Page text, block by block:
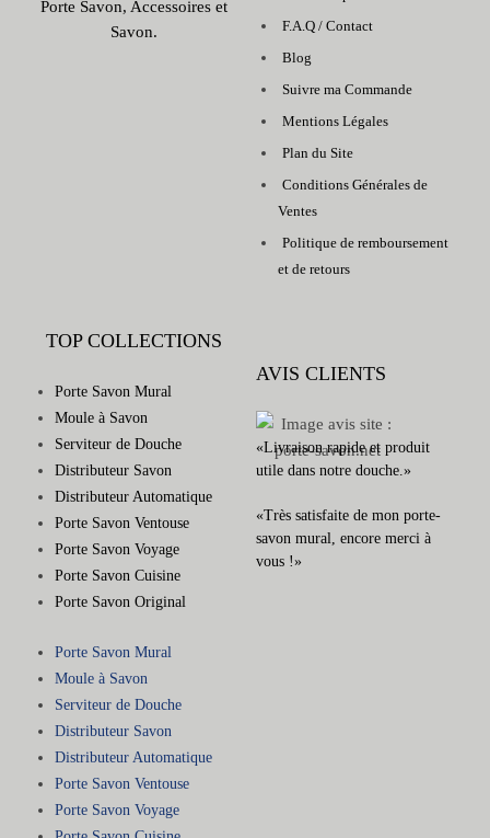
Porte Savon, Accessoires et
Savon.
F.A.Q / Contact
Blog
Suivre ma Commande
Mentions Légales
Plan du Site
Conditions Générales de
Ventes
Politique de remboursement
et de retours
TOP COLLECTIONS
Porte Savon Mural
Moule à Savon
Serviteur de Douche
Distributeur Savon
Distributeur Automatique
Porte Savon Ventouse
Porte Savon Voyage
Porte Savon Cuisine
Porte Savon Original
Porte Savon Mural
Moule à Savon
Serviteur de Douche
Distributeur Savon
Distributeur Automatique
Porte Savon Ventouse
Porte Savon Voyage
AVIS CLIENTS
«Livraison rapide et produit
utile dans notre douche.»
«Très satisfaite de mon porte-
savon mural, encore merci à
vous !»